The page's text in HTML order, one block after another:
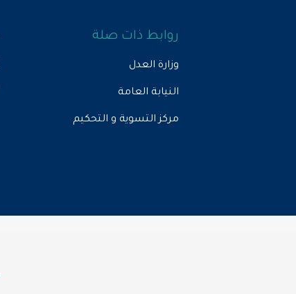
روابط ذات صلة
وزارة العدل
النيابة العامة
مركز التسوية و التحكيم